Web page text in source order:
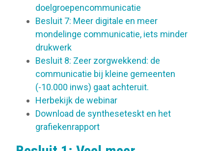
doelgroepencommunicatie
Besluit 7: Meer digitale en meer
mondelinge communicatie, iets minder
drukwerk
Besluit 8: Zeer zorgwekkend: de
communicatie bij kleine gemeenten
(-10.000 inws) gaat achteruit.
Herbekijk de webinar
Download de syntheseteskt en het
grafiekenrapport